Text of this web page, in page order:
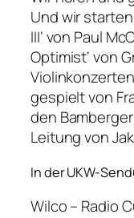
Und wir starten
III‘ von Paul
Optimist‘ von
gespielt von
den
Leitung von
In der UKW-
Wilco – Radio